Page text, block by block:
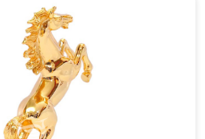
thiếu trong các mối quan hệ,
cá nhân. Quà tặng không chỉ
còn là một phương thức
cụ để xây dựng và củng cố
đó, quà tặng cao cấp đóng
trọng. Nó không chỉ đơn thuần
mà còn là biểu tượng của sự